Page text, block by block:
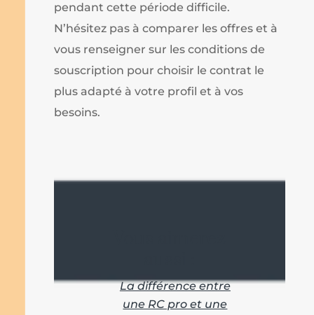
pendant cette période difficile.
N’hésitez pas à comparer les offres et à
vous renseigner sur les conditions de
souscription pour choisir le contrat le
plus adapté à votre profil et à vos
besoins.
La différence entre
une RC pro et une